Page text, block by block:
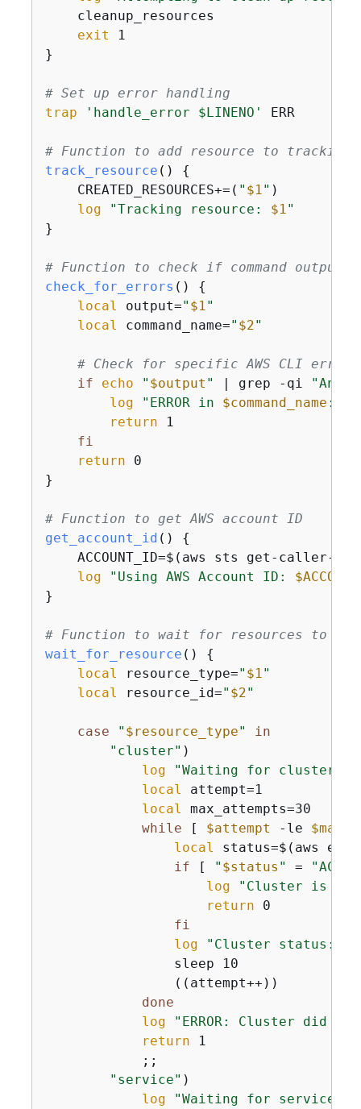
    cleanup_resources
exit 1
}
# Set up error handling
trap
'handle_error $LINENO' ERR
# Function to add resource to tracking
track_resource () {
    CREATED_RESOURCES+=(
" $1" )
log
"Tracking resource: $1"
}
# Function to check if command output
check_for_errors () {
local output=" $1"
local command_name=" $2"
# Check for specific AWS CLI
if
echo " $output " | grep -qi
"An
log
"ERROR in $command_name :
return 1
fi
return 0
}
# Function to get AWS account ID
get_account_id () {
ACCOUNT_ID=$(aws sts get-caller-
log
"Using AWS Account ID:
}
# Function to wait for resources to be
wait_for_resource () {
local resource_type=" $1"
local resource_id=" $2"
case " $resource_type"
in
"cluster" )
log
"Waiting for cluster
local attempt=1
local max_attempts=30
while [ $attempt -le
local status=$(aws
if [ " $status " =
log
"Cluster is
return 0
fi
log
"Cluster status:
                sleep 10
                ((attempt++))
done
log
"ERROR: Cluster did
return 1
            ;;
"service" )
log
"Waiting for service